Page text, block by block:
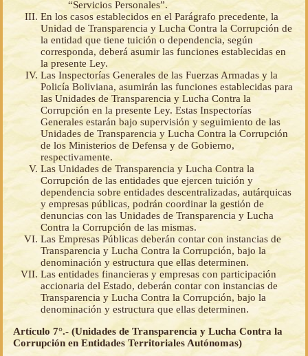
“Servicios Personales”.
En los casos establecidos en el Parágrafo precedente, la
Unidad de Transparencia y Lucha Contra la Corrupción de
la entidad que tiene tuición o dependencia, según
corresponda, deberá asumir las funciones establecidas en
la presente Ley.
Las Inspectorías Generales de las Fuerzas Armadas y la
Policía Boliviana, asumirán las funciones establecidas para
las Unidades de Transparencia y Lucha Contra la
Corrupción en la presente Ley. Estas Inspectorías
Generales estarán bajo supervisión y seguimiento de las
Unidades de Transparencia y Lucha Contra la Corrupción
de los Ministerios de Defensa y de Gobierno,
respectivamente.
Las Unidades de Transparencia y Lucha Contra la
Corrupción de las entidades que ejercen tuición y
dependencia sobre entidades descentralizadas, autárquicas
y empresas públicas, podrán coordinar la gestión de
denuncias con las Unidades de Transparencia y Lucha
Contra la Corrupción de las mismas.
Las Empresas Públicas deberán contar con instancias de
Transparencia y Lucha Contra la Corrupción, bajo la
denominación y estructura que ellas determinen.
Las entidades financieras y empresas con participación
accionaria del Estado, deberán contar con instancias de
Transparencia y Lucha Contra la Corrupción, bajo la
denominación y estructura que ellas determinen.
Artículo 7°.- (Unidades de Transparencia y Lucha Contra la
Corrupción en Entidades Territoriales Autónomas)